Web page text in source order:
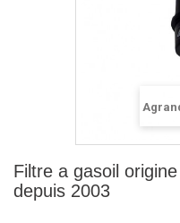
Filtre a gasoil
depuis 2003